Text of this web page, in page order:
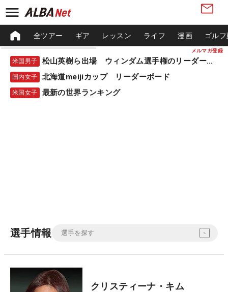
メルマガ登録
全ツアー ギア レッスン ライフ 漫画 ゴル
米国男子 松山英樹ら出場 ウィンダム選手権のリーダーボード
国内女子 北海道meijiカップ リーダーボード
米国女子 最新の世界ランキング
選手情報
クリスティーナ・キム